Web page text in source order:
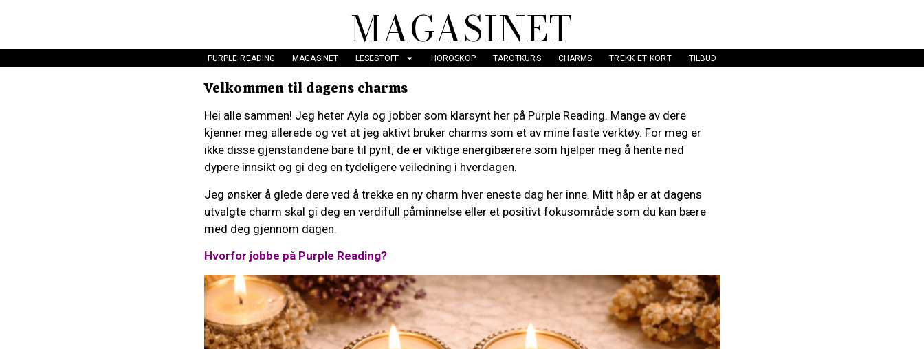
MAGASINET
PURPLE READING MAGASINET LESESTOFF HOROSKOP TAROTKURS CHARMS TREKK ET KORT TILBUD
Velkommen til dagens charms
Hei alle sammen! Jeg heter Ayla og jobber som klarsynt her på Purple Reading. Mange av dere
kjenner meg allerede og vet at jeg aktivt bruker charms som et av mine faste verktøy. For meg er
ikke disse gjenstandene bare til pynt; de er viktige energibærere som hjelper meg å hente ned
dypere innsikt og gi deg en tydeligere veiledning i hverdagen.
Jeg ønsker å glede dere ved å trekke en ny charm hver eneste dag her inne. Mitt håp er at dagens
utvalgte charm skal gi deg en verdifull påminnelse eller et positivt fokusområde som du kan bære
med deg gjennom dagen.
Hvorfor jobbe på Purple Reading?